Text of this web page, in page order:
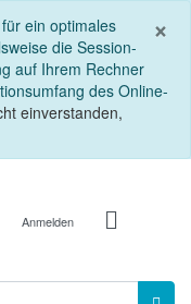
×
ein optimales
die Session-
auf Ihrem Rechner
des Online-
einverstanden,
Anmelden